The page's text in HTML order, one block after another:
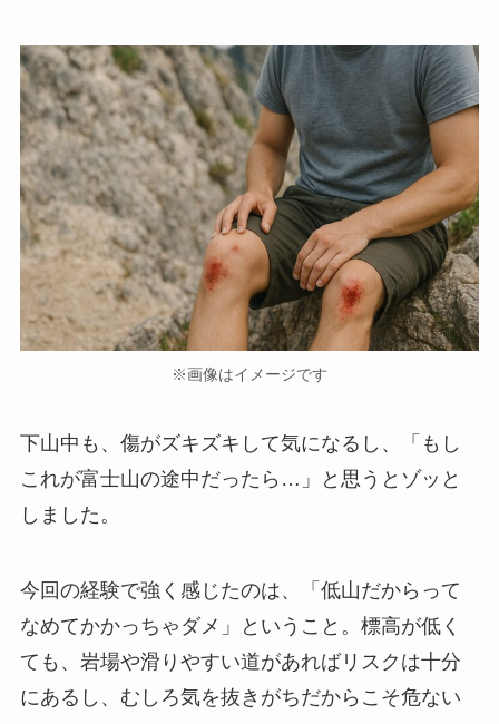
※画像はイメージです
下山中も、傷がズキズキして気になるし、「もし
これが富士山の途中だったら…」と思うとゾッと
しました。
今回の経験で強く感じたのは、「低山だからって
なめてかかっちゃダメ」ということ。標高が低く
ても、岩場や滑りやすい道があればリスクは十分
にあるし、むしろ気を抜きがちだからこそ危ない